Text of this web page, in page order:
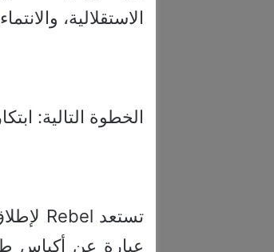
الاستقلالية،
الخطوة التالية: